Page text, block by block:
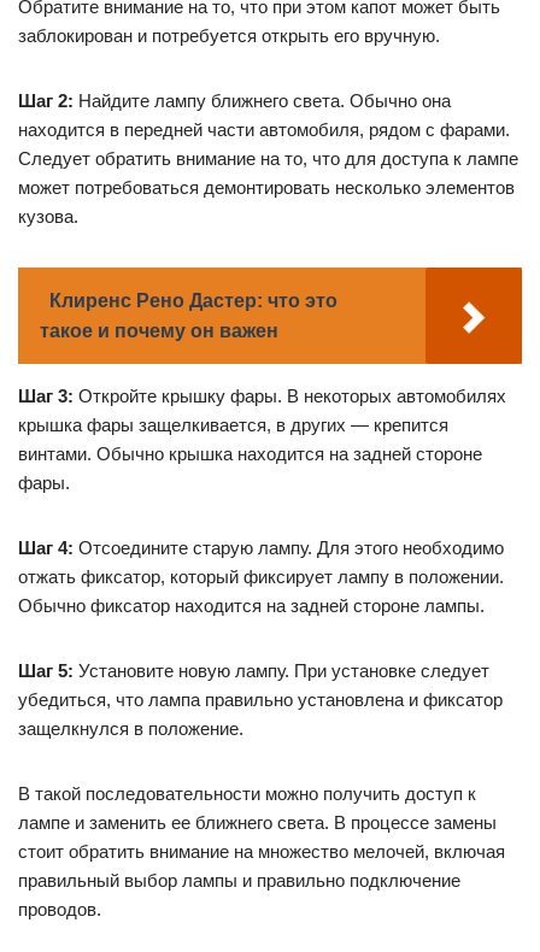
Обратите внимание на то, что при этом капот может быть
заблокирован и потребуется открыть его вручную.
Шаг 2: Найдите лампу ближнего света. Обычно она
находится в передней части автомобиля, рядом с фарами.
Следует обратить внимание на то, что для доступа к лампе
может потребоваться демонтировать несколько элементов
кузова.
Клиренс Рено Дастер: что это
такое и почему он важен
Шаг 3: Откройте крышку фары. В некоторых автомобилях
крышка фары защелкивается, в других — крепится
винтами. Обычно крышка находится на задней стороне
фары.
Шаг 4: Отсоедините старую лампу. Для этого необходимо
отжать фиксатор, который фиксирует лампу в положении.
Обычно фиксатор находится на задней стороне лампы.
Шаг 5: Установите новую лампу. При установке следует
убедиться, что лампа правильно установлена и фиксатор
защелкнулся в положение.
В такой последовательности можно получить доступ к
лампе и заменить ее ближнего света. В процессе замены
стоит обратить внимание на множество мелочей, включая
правильный выбор лампы и правильно подключение
проводов.